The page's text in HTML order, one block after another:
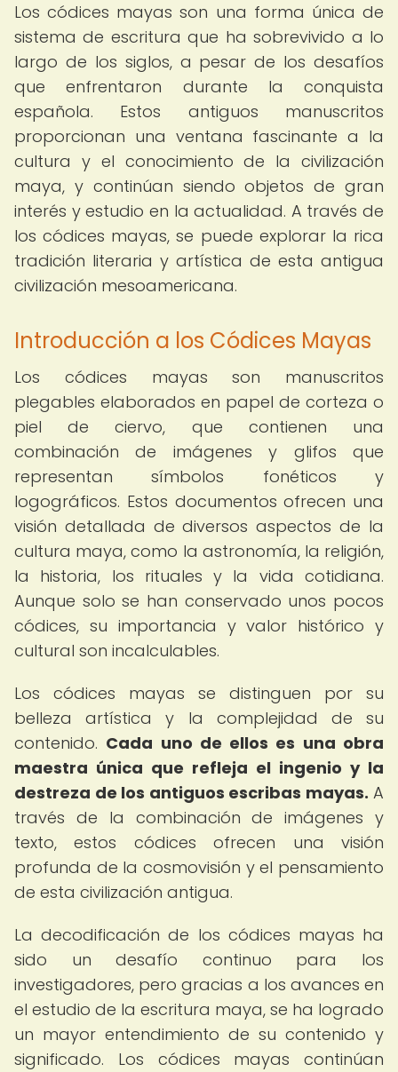
Los códices mayas son una forma única de
sistema de escritura que ha sobrevivido a lo
largo de los siglos, a pesar de los desafíos
que enfrentaron durante la conquista
española. Estos antiguos manuscritos
proporcionan una ventana fascinante a la
cultura y el conocimiento de la civilización
maya, y continúan siendo objetos de gran
interés y estudio en la actualidad. A través de
los códices mayas, se puede explorar la rica
tradición literaria y artística de esta antigua
civilización mesoamericana.
Introducción a los Códices Mayas
Los códices mayas son manuscritos
plegables elaborados en papel de corteza o
piel de ciervo, que contienen una
combinación de imágenes y glifos que
representan símbolos fonéticos y
logográficos. Estos documentos ofrecen una
visión detallada de diversos aspectos de la
cultura maya, como la astronomía, la religión,
la historia, los rituales y la vida cotidiana.
Aunque solo se han conservado unos pocos
códices, su importancia y valor histórico y
cultural son incalculables.
Los códices mayas se distinguen por su
belleza artística y la complejidad de su
contenido. Cada uno de ellos es una obra
maestra única que refleja el ingenio y la
destreza de los antiguos escribas mayas. A
través de la combinación de imágenes y
texto, estos códices ofrecen una visión
profunda de la cosmovisión y el pensamiento
de esta civilización antigua.
La decodificación de los códices mayas ha
sido un desafío continuo para los
investigadores, pero gracias a los avances en
el estudio de la escritura maya, se ha logrado
un mayor entendimiento de su contenido y
significado. Los códices mayas continúan